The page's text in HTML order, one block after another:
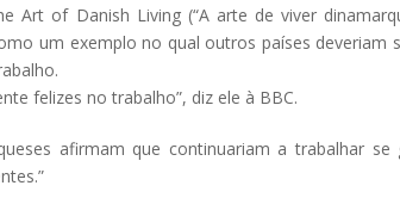
Art of Danish Living (“A arte de viver
um exemplo no qual outros países deveriam
felizes no trabalho”, diz ele à BBC.
afirmam que continuariam a trabalhar